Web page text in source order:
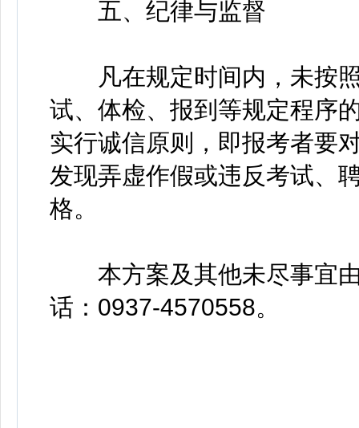
五、纪律与监督
凡在规定时间内，未按照
试、体检、报到等规定程序
实行诚信原则，即报考者要
发现弄虚作假或违反考试、
格。
本方案及其他未尽事宜由
话：0937-4570558。